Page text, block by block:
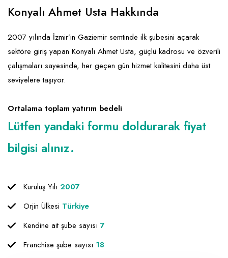
Ev Hizmetleri
Sağlık Güzellik
Turizm - Eğlence
Market FMGC - Katlı Mağaza
Mobilya ve Ev Tekstili
Oyuncak ve Hediyelik
Takı
Yapı Malzemesi - Hırdavat
Gayrimenkul
Gıda ve Sarf Malzemeleri
Güvenlik - Temizlik
Giyim - Aksesuar
Hukuk - Marka - Patent ve Tercüme
Isıtma - Soğutma ve Havalandırma
Lojistik - Kargo ve Kurye
Matbaa - Fotoğraf
Mobilya Dekorasyon
Proje - İnşaat ve Tesisat
Raf ve Depo Sistemleri
Konyalı Ahmet Usta Hakkında
2007 yılında İzmir’in Gaziemir semtinde ilk şubesini açarak
sektöre giriş yapan Konyalı Ahmet Usta, güçlü kadrosu ve özverili
çalışmaları sayesinde, her geçen gün hizmet kalitesini daha üst
seviyelere taşıyor.
Ortalama toplam yatırım bedeli
Lütfen yandaki formu doldurarak fiyat
bilgisi alınız.
Kuruluş Yılı 2007
Orjin Ülkesi Türkiye
Kendine ait şube sayısı 7
Franchise şube sayısı 18